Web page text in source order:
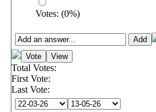
Votes: (0%)
Total Votes:
First Vote:
Last Vote: